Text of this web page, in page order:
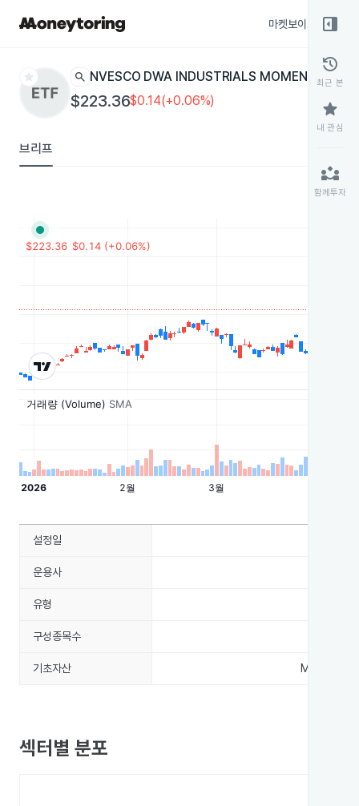
마켓보이스
star search INVESCO DWA INDUSTRIALS MOMENTUM PRN
$223.36$0.14(+0.06%)
브리프
right_panel_open
history
최근 본
star
내 관심
partner_exchange
함께투자